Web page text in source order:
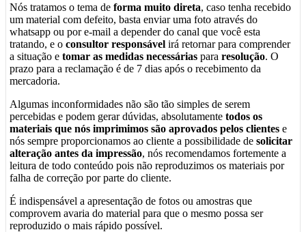
Nós tratamos o tema de forma muito direta, caso tenha recebido
um material com defeito, basta enviar uma foto através do
whatsapp ou por e-mail a depender do canal que você esta
tratando, e o consultor responsável irá retornar para comprender
a situação e tomar as medidas necessárias para resolução. O
prazo para a reclamação é de 7 dias após o recebimento da
mercadoria.
Algumas inconformidades não são tão simples de serem
percebidas e podem gerar dúvidas, absolutamente todos os
materiais que nós imprimimos são aprovados pelos clientes e
nós sempre proporcionamos ao cliente a possibilidade de solicitar
alteração antes da impressão, nós recomendamos fortemente a
leitura de todo conteúdo pois não reproduzimos os materiais por
falha de correção por parte do cliente.
É indispensável a apresentação de fotos ou amostras que
comprovem avaria do material para que o mesmo possa ser
reproduzido o mais rápido possível.